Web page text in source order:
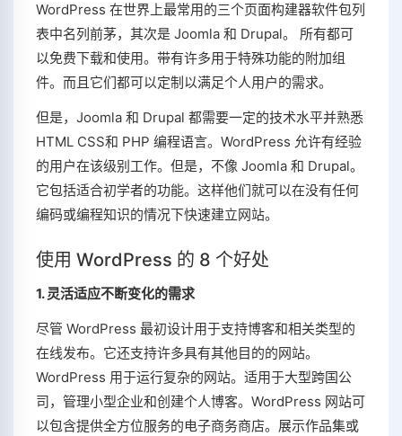
WordPress 在世界上最常用的三个页面构建器软件包列
表中名列前茅，其次是 Joomla 和 Drupal。 所有都可
以免费下载和使用。带有许多用于特殊功能的附加组
件。而且它们都可以定制以满足个人用户的需求。
但是，Joomla 和 Drupal 都需要一定的技术水平并熟悉
HTML CSS和 PHP 编程语言。WordPress 允许有经验
的用户在该级别工作。但是，不像 Joomla 和 Drupal。
它包括适合初学者的功能。这样他们就可以在没有任何
编码或编程知识的情况下快速建立网站。
使用 WordPress 的 8 个好处
1. 灵活适应不断变化的需求
尽管 WordPress 最初设计用于支持博客和相关类型的
在线发布。它还支持许多具有其他目的的网站。
WordPress 用于运行复杂的网站。适用于大型跨国公
司，管理小型企业和创建个人博客。WordPress 网站可
以包含提供全方位服务的电子商务商店。展示作品集或